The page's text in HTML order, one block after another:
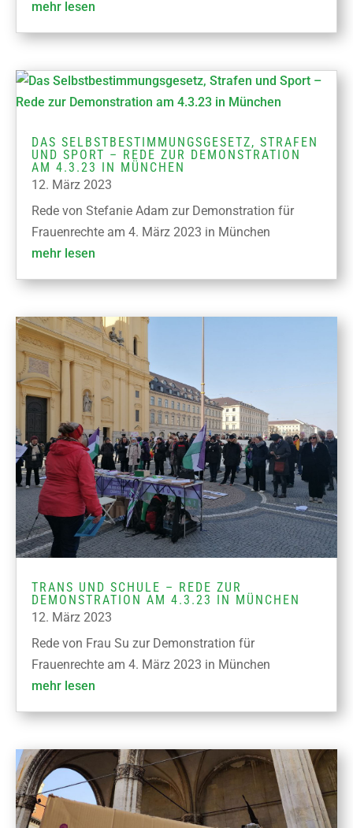
mehr lesen
DAS SELBSTBESTIMMUNGSGESETZ, STRAFEN
UND SPORT – REDE ZUR DEMONSTRATION
AM 4.3.23 IN MÜNCHEN
12. März 2023
Rede von Stefanie Adam zur Demonstration für
Frauenrechte am 4. März 2023 in München
mehr lesen
TRANS UND SCHULE – REDE ZUR
DEMONSTRATION AM 4.3.23 IN MÜNCHEN
12. März 2023
Rede von Frau Su zur Demonstration für
Frauenrechte am 4. März 2023 in München
mehr lesen